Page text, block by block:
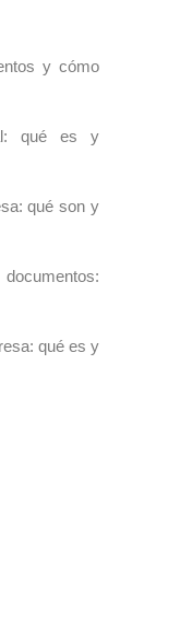
y cómo
qué es y
qué son y
qué es y